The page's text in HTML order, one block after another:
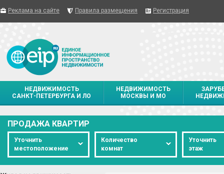
Реклама на сайте Правила размещения Регистрация
НЕДВИЖИМОСТЬ
САНКТ-ПЕТЕРБУРГА И ЛО
НЕДВИЖИМОСТЬ
МОСКВЫ И МО
ПРОДАЖА КВАРТИР
Уточнить
местоположение
Количество
комнат
Уточнить
этаж